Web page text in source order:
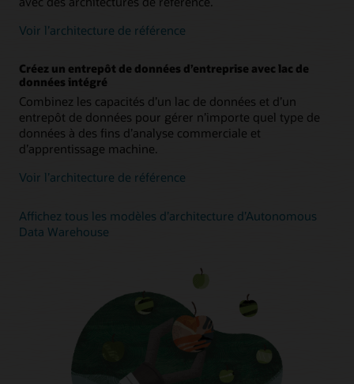
Voir l’architecture de référence
Créez un entrepôt de données d’entreprise avec lac de
données intégré
Combinez les capacités d’un lac de données et d’un
entrepôt de données pour gérer n’importe quel type de
données à des fins d’analyse commerciale et
d’apprentissage machine.
Voir l’architecture de référence
Affichez tous les modèles d’architecture d’Autonomous
Data Warehouse